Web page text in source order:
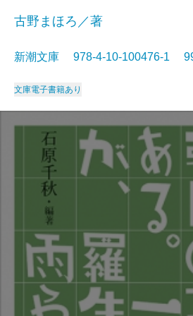
古野まほろ／著
新潮文庫 978-4-10-100476-1
文庫電子書籍あり